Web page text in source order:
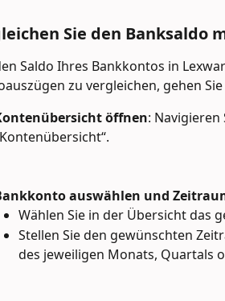
Sie den Banksaldo
Saldo Ihres Bankkontos in
zu vergleichen, gehen
öffnen: Navigieren
auswählen und
Wählen Sie in der Übersicht das
Stellen Sie den gewünschten
des jeweiligen Monats, Quartals